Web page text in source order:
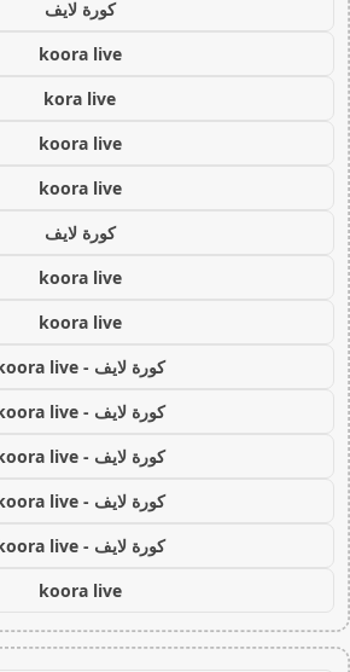
كورة لايف
koora live
kora live
koora live
koora live
كورة لايف
koora live
koora live
كورة لايف - koora live
كورة لايف - koora live
كورة لايف - koora live
كورة لايف - koora live
كورة لايف - koora live
koora live